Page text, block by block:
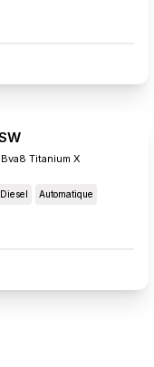
Titanium X
Diesel Automatique